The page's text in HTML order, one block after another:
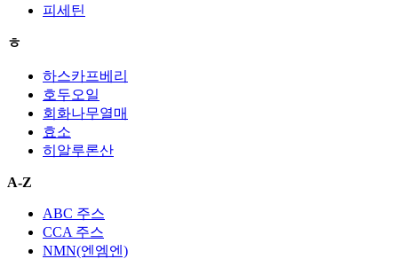
피세틴
ㅎ
하스카프베리
호두오일
회화나무열매
효소
히알루론산
A-Z
ABC 주스
CCA 주스
NMN(엔엠엔)